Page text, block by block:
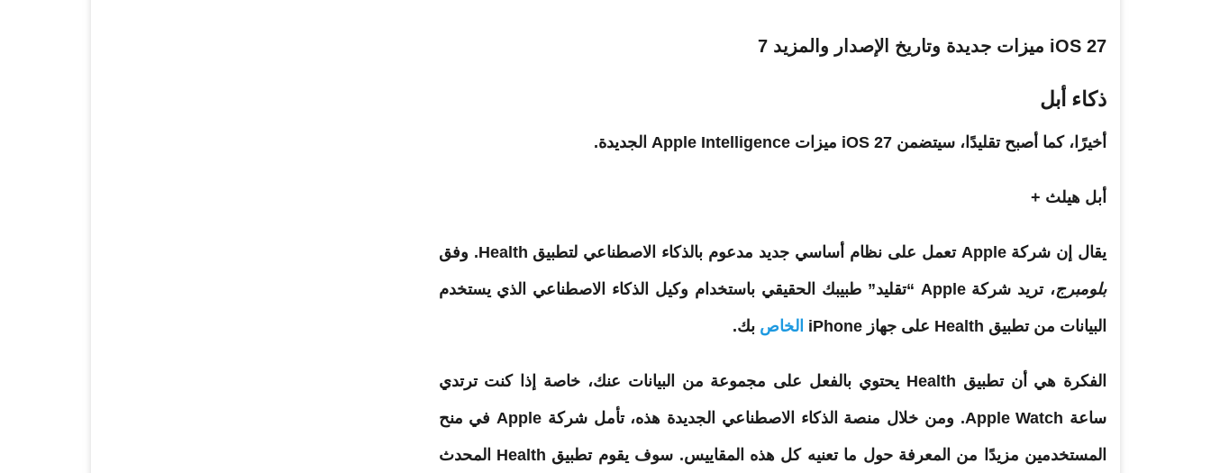
iOS 27 ميزات جديدة وتاريخ الإصدار والمزيد 7
ذكاء أبل
أخيرًا، كما أصبح تقليدًا، سيتضمن iOS 27 ميزات Apple Intelligence الجديدة.
أبل هيلث +
يقال إن شركة Apple تعمل على نظام أساسي جديد مدعوم بالذكاء الاصطناعي لتطبيق Health. وفق
بلومبرج ، تريد شركة Apple “تقليد” طبيبك الحقيقي باستخدام وكيل الذكاء الاصطناعي الذي يستخدم
البيانات من تطبيق Health على جهاز iPhone الخاص بك.
الفكرة هي أن تطبيق Health يحتوي بالفعل على مجموعة من البيانات عنك، خاصة إذا كنت ترتدي
ساعة Apple Watch. ومن خلال منصة الذكاء الاصطناعي الجديدة هذه، تأمل شركة Apple في منح
المستخدمين مزيدًا من المعرفة حول ما تعنيه كل هذه المقاييس. سوف يقوم تطبيق Health المحدث